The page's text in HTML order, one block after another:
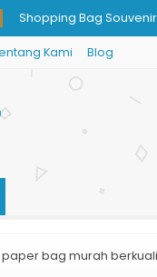
Shopping Bag Souvenir
Harga Buat Paper Bag
Shopping Bag Toko
Paper Bag Ivory
Buat Paper Bag
Kami Blog
bag murah